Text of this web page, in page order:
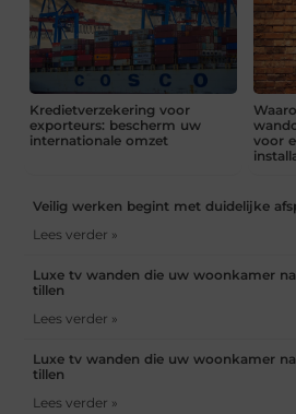
Kredietverzekering voor
exporteurs: bescherm uw
internationale omzet
voor
Veilig werken begint met duidelijke
Lees verder »
Luxe tv wanden die uw woonkamer
tillen
Lees verder »
Luxe tv wanden die uw woonkamer
tillen
Lees verder »